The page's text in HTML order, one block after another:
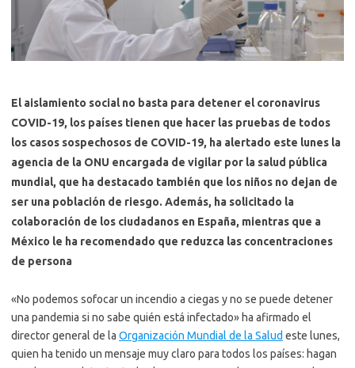
El aislamiento social no basta para detener el coronavirus
COVID-19, los países tienen que hacer las pruebas de todos
los casos sospechosos de COVID-19, ha alertado este lunes la
agencia de la ONU encargada de vigilar por la salud pública
mundial, que ha destacado también que los niños no dejan de
ser una población de riesgo. Además, ha solicitado la
colaboración de los ciudadanos en España, mientras que a
México le ha recomendado que reduzca las concentraciones
de persona
«No podemos sofocar un incendio a ciegas y no se puede detener
una pandemia si no sabe quién está infectado» ha afirmado el
director general de la Organización Mundial de la Salud este lunes,
quien ha tenido un mensaje muy claro para todos los países: hagan